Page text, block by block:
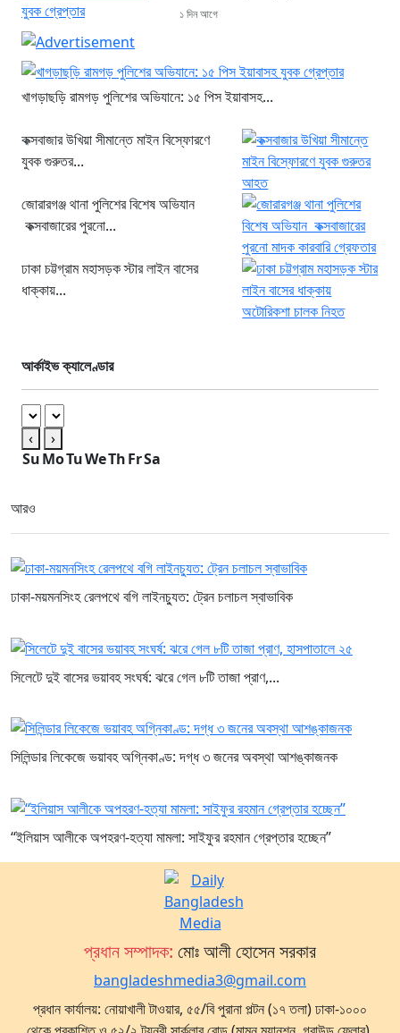
১ দিন আগে
খাগড়াছড়ি রামগড় পুলিশের অভিযানে: ১৫ পিস ইয়াবাসহ...
কক্সবাজার উখিয়া সীমান্তে মাইন বিস্ফোরণে
যুবক গুরুতর...
জোরারগঞ্জ থানা পুলিশের বিশেষ অভিযান
কক্সবাজারের পুরনো...
ঢাকা চট্টগ্রাম মহাসড়ক স্টার লাইন বাসের
ধাক্কায়...
আর্কাইভ ক্যালেণ্ডার
‹
›
SuMoTuWeThFrSa
আরও
ঢাকা-ময়মনসিংহ রেলপথে বগি লাইনচ্যুত: ট্রেন চলাচল স্বাভাবিক
সিলেটে দুই বাসের ভয়াবহ সংঘর্ষ: ঝরে গেল ৮টি তাজা প্রাণ,...
সিলিন্ডার লিকেজে ভয়াবহ অগ্নিকাণ্ড: দগ্ধ ৩ জনের অবস্থা আশঙ্কাজনক
“ইলিয়াস আলীকে অপহরণ-হত্যা মামলা: সাইফুর রহমান গ্রেপ্তার হচ্ছেন”
প্রধান সম্পাদক: মোঃ আলী হোসেন সরকার
bangladeshmedia3@gmail.com
প্রধান কার্যালয়: নোয়াখালী টাওয়ার, ৫৫/বি পুরানা পল্টন (১৭ তলা) ঢাকা-১০০০